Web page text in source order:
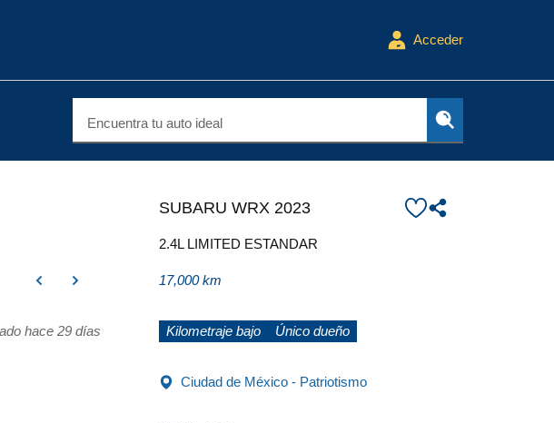
Acceder
Encuentra tu auto ideal
hace 29 días
SUBARU WRX 2023
2.4L LIMITED ESTANDAR
17,000 km
Kilometraje bajo Único dueño
Ciudad de México - Patriotismo